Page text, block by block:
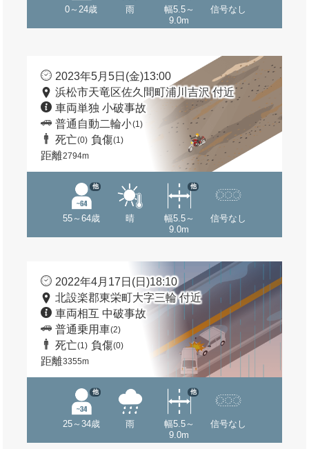
0～24歳 雨
幅5.5～
9.0m
信号なし
2023年5月5日(金)13:00
浜松市天竜区佐久間町浦川吉沢 付近
車両単独 小破事故
普通自動二輪小(1)
死亡(0) 負傷(1)
距離2794m
55～64歳
他
晴
幅5.5～
9.0m
他
信号なし
2022年4月17日(日)18:10
北設楽郡東栄町大字三輪 付近
車両相互 中破事故
普通乗用車(2)
死亡(1) 負傷(0)
距離3355m
25～34歳
他
雨
幅5.5～
9.0m
他
信号なし